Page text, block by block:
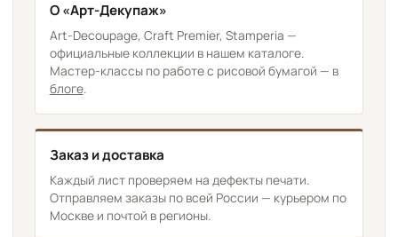
О «Арт-Декупаж»
Art-Decoupage, Craft Premier, Stamperia —
официальные коллекции в нашем каталоге.
Мастер-классы по работе с рисовой бумагой — в
блоге.
Заказ и доставка
Каждый лист проверяем на дефекты печати.
Отправляем заказы по всей России — курьером по
Москве и почтой в регионы.